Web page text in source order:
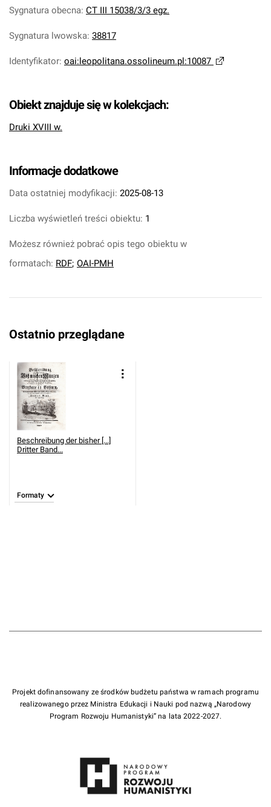
Sygnatura obecna: CT III 15038/3/3 egz.
Sygnatura lwowska: 38817
Identyfikator: oai:leopolitana.ossolineum.pl:10087
Obiekt znajduje się w kolekcjach:
Druki XVIII w.
Informacje dodatkowe
Data ostatniej modyfikacji: 2025-08-13
Liczba wyświetleń treści obiektu: 1
Możesz również pobrać opis tego obiektu w
formatach: RDF; OAI-PMH
Ostatnio przeglądane
Beschreibung der bisher [...]
Dritter Band...
Formaty
Projekt dofinansowany ze środków budżetu państwa w ramach programu
realizowanego przez Ministra Edukacji i Nauki pod nazwą „Narodowy
Program Rozwoju Humanistyki” na lata 2022-2027.